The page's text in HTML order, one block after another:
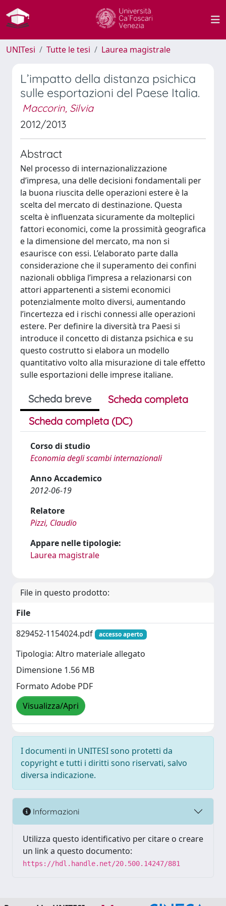
UNITesi Tutte le tesi Laurea magistrale
L’impatto della distanza psichica
sulle esportazioni del Paese Italia.
Maccorin, Silvia
2012/2013
Abstract
Nel processo di internazionalizzazione
d’impresa, una delle decisioni fondamentali per
la buona riuscita delle operazioni estere è la
scelta del mercato di destinazione. Questa
scelta è influenzata sicuramente da molteplici
fattori economici, come la prossimità geografica
e la dimensione del mercato, ma non si
esaurisce con essi. L’elaborato parte dalla
considerazione che il superamento dei confini
nazionali obbliga l’impresa a relazionarsi con
attori appartenenti a sistemi economici
potenzialmente molto diversi, aumentando
l’incertezza ed i rischi connessi alle operazioni
estere. Per definire la diversità tra Paesi si
introduce il concetto di distanza psichica e su
questo costrutto si elabora un modello
quantitativo volto alla misurazione di tale effetto
sulle esportazioni delle imprese italiane.
Scheda breve
Scheda completa
Scheda completa (DC)
Corso di studio
Economia degli scambi internazionali
Anno Accademico
2012-06-19
Relatore
Pizzi, Claudio
Appare nelle tipologie:
Laurea magistrale
File in questo prodotto:
File
829452-1154024.pdf
accesso aperto
Tipologia: Altro materiale allegato
Dimensione 1.56 MB
Formato Adobe PDF
Visualizza/Apri
I documenti in UNITESI sono protetti da
copyright e tutti i diritti sono riservati, salvo
diversa indicazione.
Informazioni
Utilizza questo identificativo per citare o creare
un link a questo documento:
https://hdl.handle.net/20.500.14247/881